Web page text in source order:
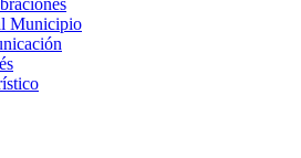
Municipio